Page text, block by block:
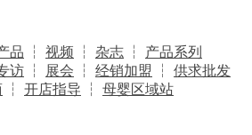
品 ┆ 视频 ┆ 杂志 ┆ 产品系列
访 ┆ 展会 ┆ 经销加盟 ┆ 供求批发
┆ 开店指导 ┆ 母婴区域站